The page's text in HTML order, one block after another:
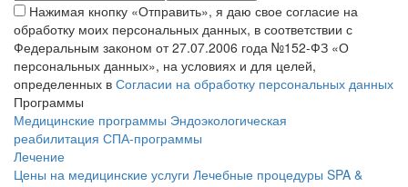
Нажимая кнопку «Отправить», я даю свое согласие на
обработку моих персональных данных, в соответствии с
Федеральным законом от 27.07.2006 года №152-ФЗ «О
персональных данных», на условиях и для целей,
определенных в Согласии на обработку персональных данных
Программы
Медицинские программы Эндоэкологическая
реабилитация СПА-программы
Лечение
Цены на медицинские услуги Лечебные процедуры SPA &